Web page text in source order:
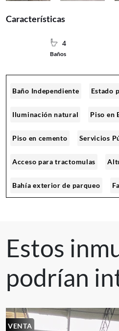
Características
4
Baños
Baño Independiente Estado
Iluminación natural Piso en
Piso en cemento Servicios
Acceso para tractomulas
Bahía exterior de parqueo
Trans. Público cercano Uso
Zona Industrial Corretaje
Estos
podrían
VENTA